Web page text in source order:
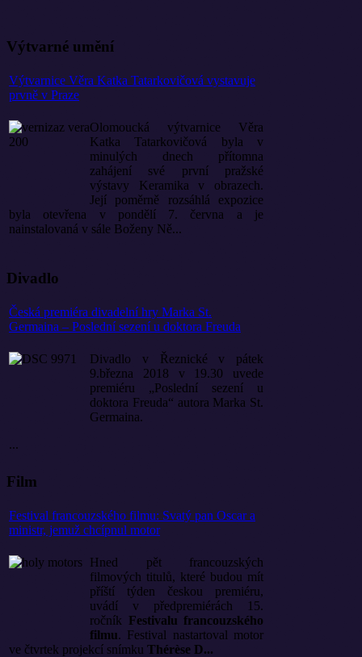
Výtvarné umění
Výtvarnice Věra Katka Tatarkovičová vystavuje
prvně v Praze
Olomoucká výtvarnice Věra
Katka Tatarkovičová byla v
minulých dnech přítomna
zahájení své první pražské
výstavy Keramika v obrazech.
Její poměrně rozsáhlá expozice
byla otevřena v pondělí 7. června a je
nainstalovaná v sále Boženy Ně...
Divadlo
Česká premiéra divadelní hry Marka St.
Germaina – Poslední sezení u doktora Freuda
Divadlo v Řeznické v pátek
9.března 2018 v 19.30 uvede
premiéru „Poslední sezení u
doktora Freuda“ autora Marka St.
Germaina.
...
Film
Festival francouzského filmu: Svatý pan Oscar a
ministr, jemuž chcípnul motor
Hned pět francouzských
filmových titulů, které budou mít
příští týden českou premiéru,
uvádí v předpremiérách 15.
ročník Festivalu francouzského
filmu. Festival nastartoval motor
ve čtvrtek projekcí snímku Thérèse D...